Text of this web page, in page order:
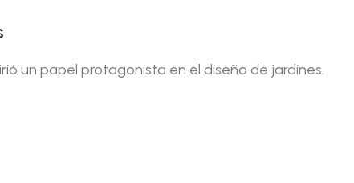
un papel protagonista en el diseño de jardines.